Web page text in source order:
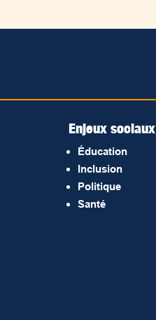
Enjeux sociaux
Éducation
Inclusion
Politique
Santé